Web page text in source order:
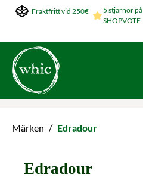
Hoppa till huvudinnehållet
Fraktfritt vid 250€
5 stjärnor på
SHOPVOTE
Märken / Edradour
Edradour